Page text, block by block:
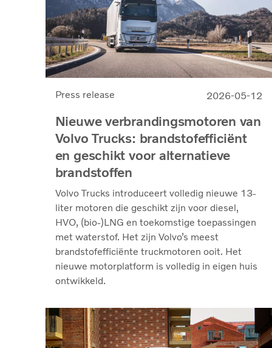
Press release 2026-05-12
Nieuwe verbrandingsmotoren van
Volvo Trucks: brandstofefficiënt
en geschikt voor alternatieve
brandstoffen
Volvo Trucks introduceert volledig nieuwe 13-
liter motoren die geschikt zijn voor diesel,
HVO, (bio-)LNG en toekomstige toepassingen
met waterstof. Het zijn Volvo’s meest
brandstofefficiënte truckmotoren ooit. Het
nieuwe motorplatform is volledig in eigen huis
ontwikkeld.